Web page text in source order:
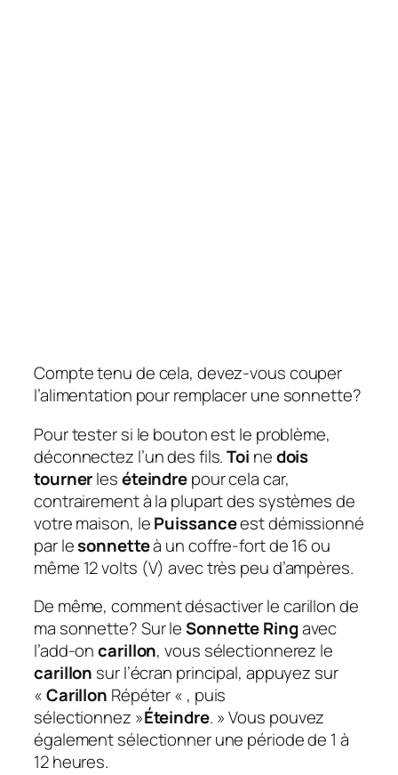
Compte tenu de cela, devez-vous couper
l’alimentation pour remplacer une sonnette?
Pour tester si le bouton est le problème,
déconnectez l’un des fils.Toi nedois
tournerleséteindrepour cela car,
contrairement à la plupart des systèmes de
votre maison, lePuissanceest démissionné
par lesonnetteà un coffre-fort de 16 ou
même 12 volts (V) avec très peu d’ampères.
De même, comment désactiver le carillon de
ma sonnette?Sur leSonnette Ringavec
l’add-oncarillon, vous sélectionnerez le
carillon sur l’écran principal, appuyez sur
«Carillon Répéter « , puis
sélectionnez »Éteindre. » Vous pouvez
également sélectionner une période de 1 à
12 heures.